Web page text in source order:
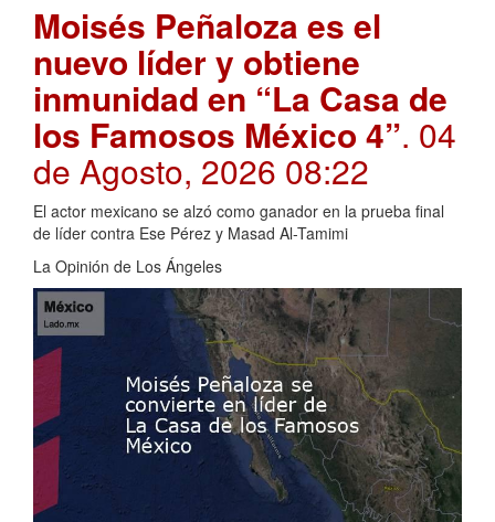
Moisés Peñaloza es el
nuevo líder y obtiene
inmunidad en “La Casa de
los Famosos México 4”. 04
de Agosto, 2026 08:22
El actor mexicano se alzó como ganador en la prueba final
de líder contra Ese Pérez y Masad Al-Tamimi
La Opinión de Los Ángeles